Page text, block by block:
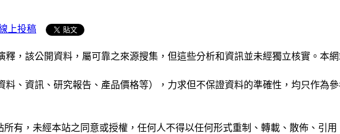
上投稿
釋，該公開資料，屬可靠之來源搜集，但這些分析和資訊並未經獨立核實。本
、資訊、研究報告、產品價格等），力求但不保證資料的準確性，均只作為
所有，未經本站之同意或授權，任何人不得以任何形式重制、轉載、散佈、引